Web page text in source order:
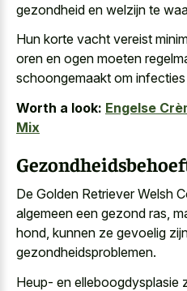
gezondheid en welzijn te
Hun korte vacht vereist
oren en ogen moeten
schoongemaakt om
Worth a look: Engelse
Mix
De Golden Retriever Welsh
algemeen een gezond ras,
hond, kunnen ze gevoelig
gezondheidsproblemen.
Heup- en elleboogdysplasie